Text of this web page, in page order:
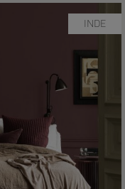
INDE